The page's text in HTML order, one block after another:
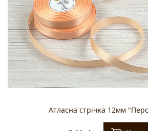
Атласна стрічка 12мм